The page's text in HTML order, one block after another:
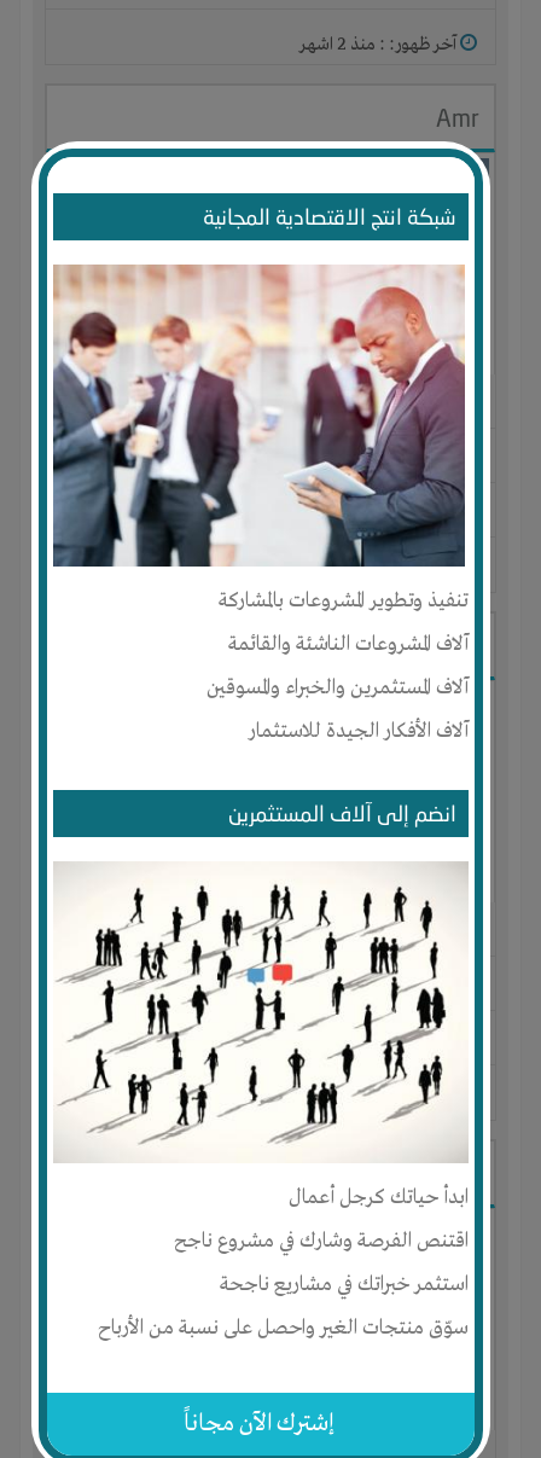
شبكة انتج الاقتصادية المجانية
تنفيذ وتطوير المشروعات بالمشاركة
آلاف المشروعات الناشئة والقائمة
آلاف المستثمرين والخبراء والمسوقين
آلاف الأفكار الجيدة للاستثمار
انضم إلى آلاف المستثمرين
ابدأ حياتك كرجل أعمال
اقتنص الفرصة وشارك في مشروع ناجح
استثمر خبراتك في مشاريع ناجحة
سوّق منتجات الغير واحصل على نسبة من الأرباح
إشترك الآن مجاناً
آخر ظهور: : منذ 2 اشهر
Amr
الجنس : ذكر
لديـه : المال-الخبرات-الوقت
المكان :مصر-الإسكندرية ميامى
آخر ظهور: : منذ 3 اشهر
Ibrahim Mostafa
الجنس : ذكر
لديـه :المال علاقات
المكان :مصر -القاهرة -المقطم
آخر ظهور: : منذ 3 اشهر
ابو محمد